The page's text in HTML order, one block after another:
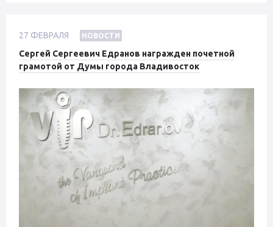
27 ФЕВРАЛЯ НОВОСТИ
Сергей Сергеевич Едранов награжден почетной
грамотой от Думы города Владивосток